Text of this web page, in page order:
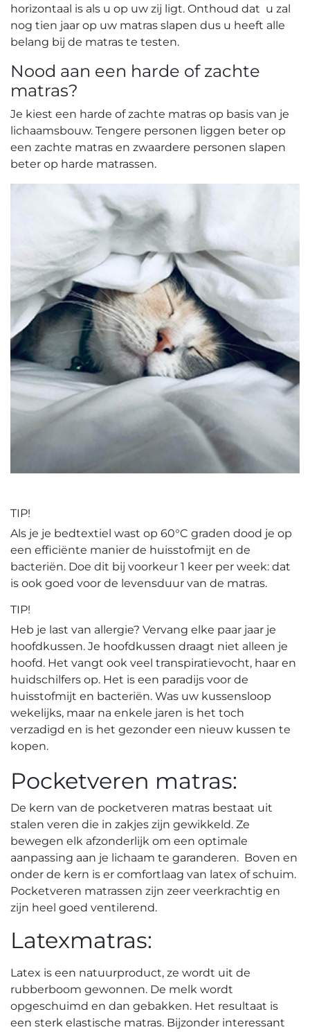
horizontaal is als u op uw zij ligt. Onthoud dat u zal
nog tien jaar op uw matras slapen dus u heeft alle
belang bij de matras te testen.
Nood aan een harde of zachte
matras?
Je kiest een harde of zachte matras op basis van je
lichaamsbouw. Tengere personen liggen beter op
een zachte matras en zwaardere personen slapen
beter op harde matrassen.
TIP!
Als je je bedtextiel wast op 60°C graden dood je op
een efficiënte manier de huisstofmijt en de
bacteriën. Doe dit bij voorkeur 1 keer per week: dat
is ook goed voor de levensduur van de matras.
TIP!
Heb je last van allergie? Vervang elke paar jaar je
hoofdkussen. Je hoofdkussen draagt niet alleen je
hoofd. Het vangt ook veel transpiratievocht, haar en
huidschilfers op. Het is een paradijs voor de
huisstofmijt en bacteriën. Was uw kussensloop
wekelijks, maar na enkele jaren is het toch
verzadigd en is het gezonder een nieuw kussen te
kopen.
Pocketveren matras:
De kern van de pocketveren matras bestaat uit
stalen veren die in zakjes zijn gewikkeld. Ze
bewegen elk afzonderlijk om een optimale
aanpassing aan je lichaam te garanderen. Boven en
onder de kern is er comfortlaag van latex of schuim.
Pocketveren matrassen zijn zeer veerkrachtig en
zijn heel goed ventilerend.
Latexmatras:
Latex is een natuurproduct, ze wordt uit de
rubberboom gewonnen. De melk wordt
opgeschuimd en dan gebakken. Het resultaat is
een sterk elastische matras. Bijzonder interessant